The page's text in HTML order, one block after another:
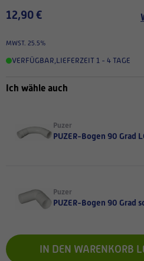
12,90 €
MWST. 25.5%
VERFÜGBAR,LIEFERZEIT 1 - 4 TAGE
Ich wähle auch
Puzer
PUZER-Bogen 90 Grad
Puzer
PUZER-Bogen 90 Grad
IN DEN WARENKORB